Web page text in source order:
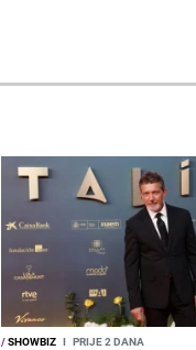
/SHOWBIZ I PRIJE 2 DANA